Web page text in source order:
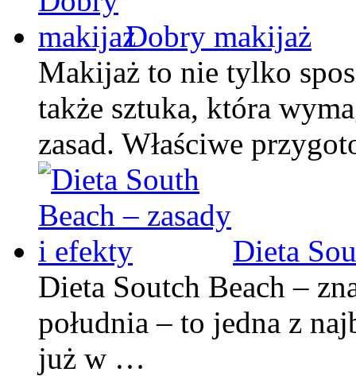
Dobry makijaż
Makijaż to nie tylko
także sztuka, która
zasad. Właściwe
Dieta
Dieta Soutch Beach –
południa – to jedna z
już w …